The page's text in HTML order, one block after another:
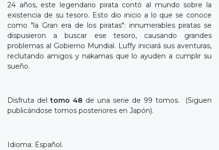
24 años, este legendario pirata contó al mundo sobre la
existencia de su tesoro. Esto dio inicio a lo que se conoce
como "la Gran era de los piratas": innumerables piratas se
dispusieron a buscar ese tesoro, causando grandes
problemas al Gobierno Mundial. Luffy iniciará sus aventuras,
reclutando amigos y nakamas que lo ayuden a cumplir su
sueño.
Disfruta deltomo 48 de una serie de 99 tomos. (Siguen
publicándose tomos posteriores en Japón).
Idioma: Español.